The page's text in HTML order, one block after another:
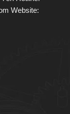
Website: